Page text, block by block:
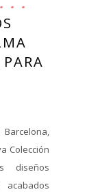
Colección
diseños